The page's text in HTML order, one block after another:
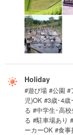
Holiday
#遊び場 #公園 #
児)OK #3歳･4
る #中学生･高
る #駐車場あり
ーカーOK #食